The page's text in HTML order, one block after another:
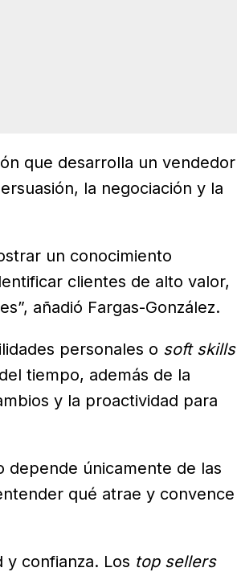
que desarrolla un vendedor
la negociación y la
un conocimiento
clientes de alto valor,
añadió Fargas-González.
personales o soft skills
tiempo, además de la
y la proactividad para
depende únicamente de las
qué atrae y convence
y confianza. Los top sellers